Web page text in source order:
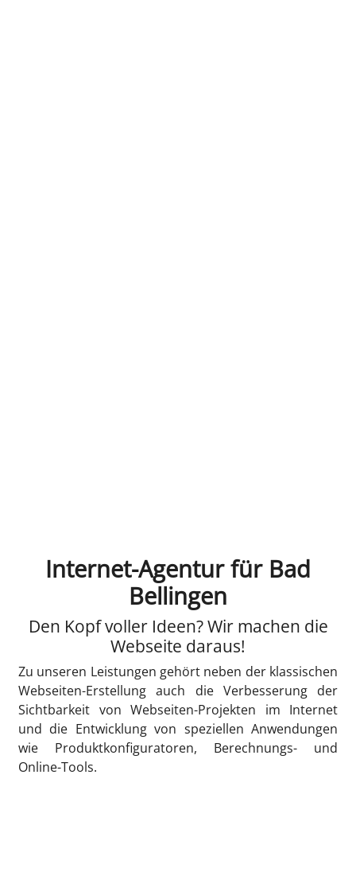
Internet-Agentur für Bad
Bellingen
Den Kopf voller Ideen? Wir machen die
Webseite daraus!
Zu unseren Leistungen gehört neben der klassischen
Webseiten-Erstellung auch die Verbesserung der
Sichtbarkeit von Webseiten-Projekten im Internet
und die Entwicklung von speziellen Anwendungen
wie Produktkonfiguratoren, Berechnungs- und
Online-Tools.